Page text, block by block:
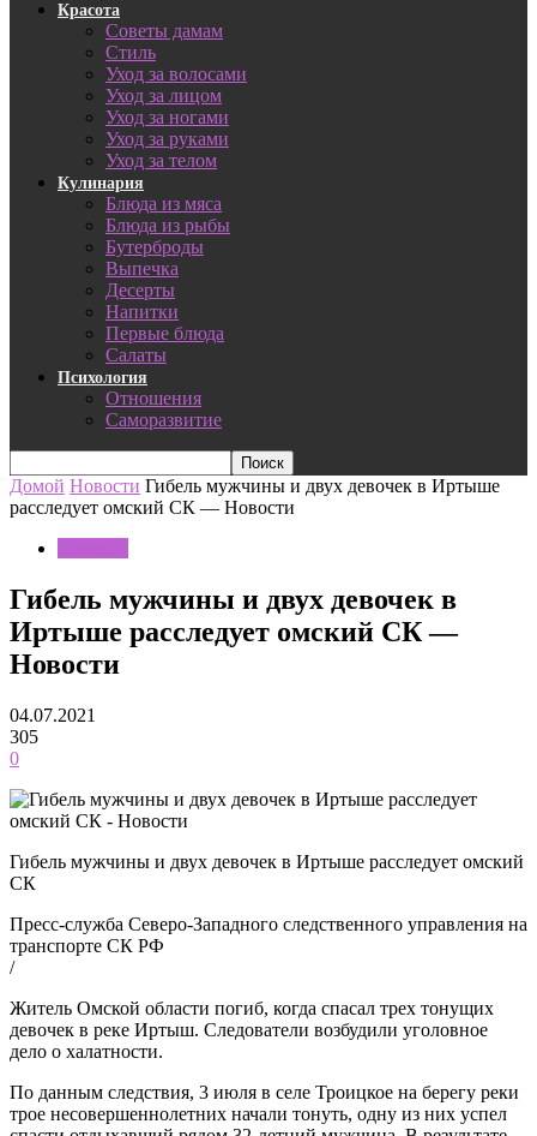
Красота
Советы дамам
Стиль
Уход за волосами
Уход за лицом
Уход за ногами
Уход за руками
Уход за телом
Кулинария
Блюда из мяса
Блюда из рыбы
Бутерброды
Выпечка
Десерты
Напитки
Первые блюда
Салаты
Психология
Отношения
Саморазвитие
Домой Новости Гибель мужчины и двух девочек в Иртыше
расследует омский СК — Новости
Гибель мужчины и двух девочек в
Иртыше расследует омский СК —
Новости
04.07.2021
305
0
Гибель мужчины и двух девочек в Иртыше расследует омский
СК
Пресс-служба Северо-Западного следственного управления на
транспорте СК РФ
/
Житель Омской области погиб, когда спасал трех тонущих
девочек в реке Иртыш. Следователи возбудили уголовное
дело о халатности.
По данным следствия, 3 июля в селе Троицкое на берегу реки
трое несовершеннолетних начали тонуть, одну из них успел